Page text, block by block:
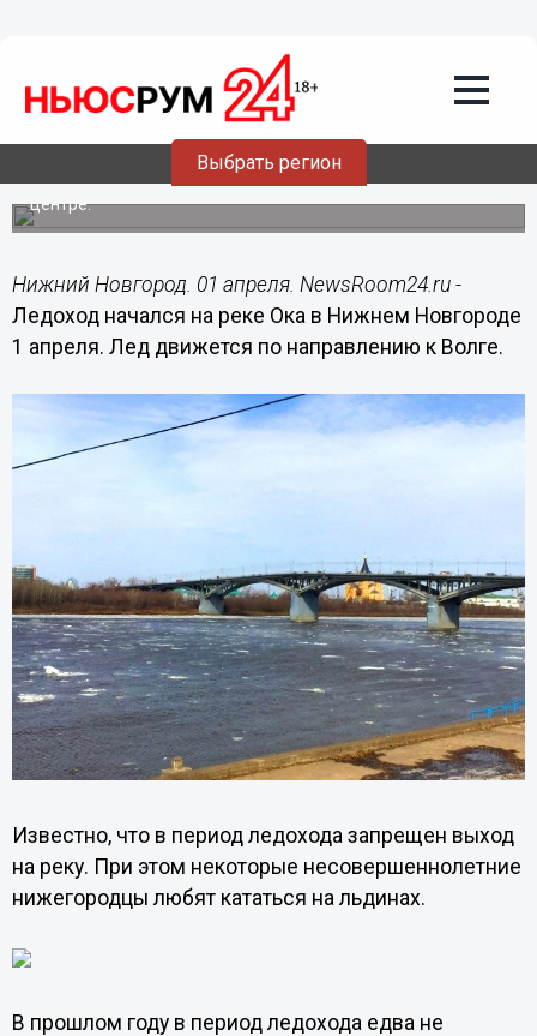
Выбрать регион
01.04.201515:14
Смертельно опасный ледоход начался
на Оке в Нижнем Новгороде
Движение льда отмечено в районе Стрелки в областном
центре.
Нижний Новгород. 01 апреля. NewsRoom24.ru -
Ледоход начался на реке Ока в Нижнем Новгороде
1 апреля. Лед движется по направлению к Волге.
Известно, что в период ледохода запрещен выход
на реку. При этом некоторые несовершеннолетние
нижегородцы любят кататься на льдинах.
В прошлом году в период ледохода едва не